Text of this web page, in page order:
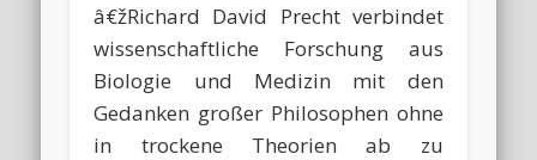
â€žRichard David Precht verbindet
wissenschaftliche Forschung aus
Biologie und Medizin mit den
Gedanken großer Philosophen ohne
in trockene Theorien ab zu